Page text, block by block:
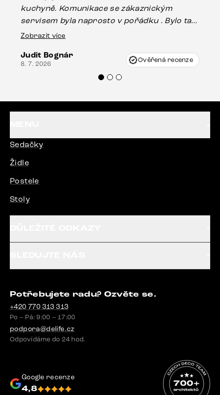
kuchyně. Komunikace se zákaznickým
servisem byla naprosto v pořádku . Bylo tam
drobné poškození u nohy stolu, které mohlo
Vincze mi velmi korektně vyšli vstříc.
Doporučuji produkty Delife všem.“
Zobrazit více
Judit Bognár
8. 7. 2026 Ověřená recenze
Sedačky
Židle
Postele
Stoly
Potřebujete radu? Ozvěte se.
+420 770 313 313
Po – Pá: 9:00 – 17:00
podpora@delife.cz
Odpovídáme do 24 hod.
Google recenze
4,8